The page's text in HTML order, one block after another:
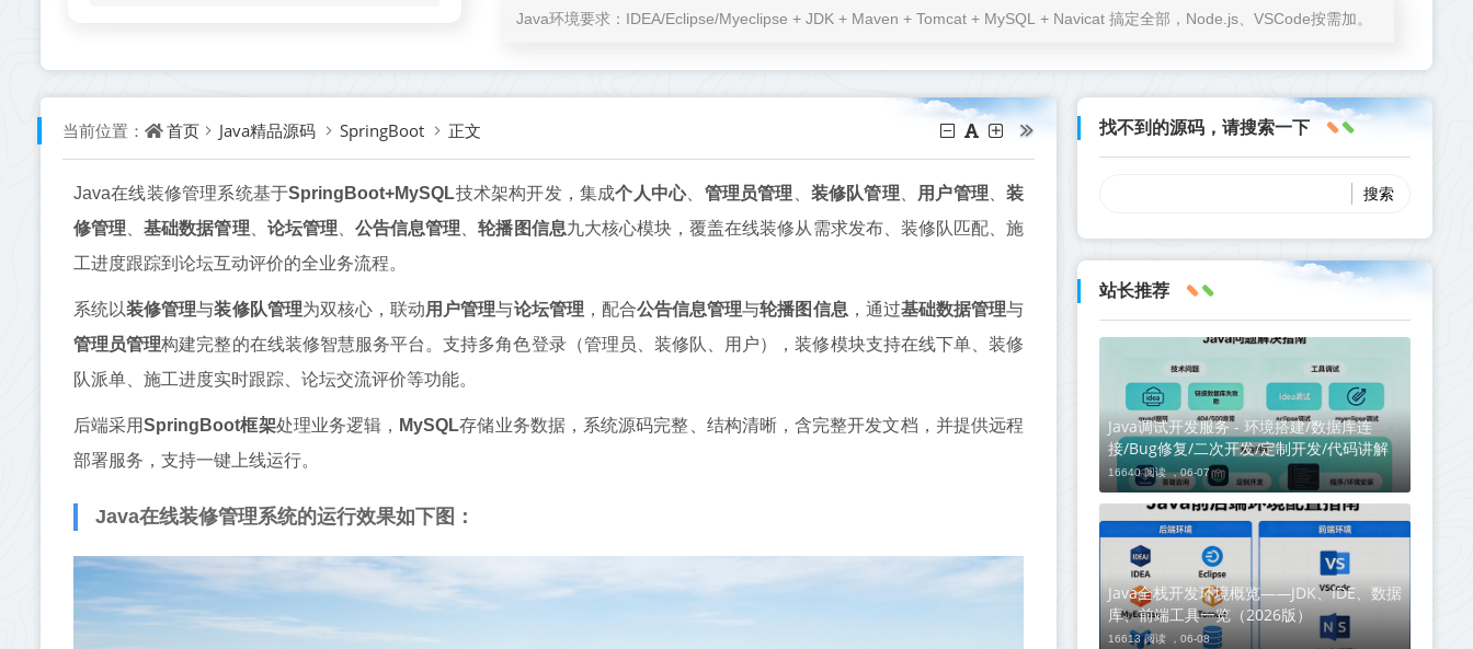
Java环境要求：IDEA/Eclipse/Myeclipse + JDK + Maven + Tomcat + MySQL + Navicat 搞定全部，Node.js、VSCode按需加。
当前位置： 首页 Java精品源码 SpringBoot 正文
Java在线装修管理系统基于SpringBoot+MySQL技术架构开发，集成个人中心、 管理员管理 装修队管理 用户管理 、装
修管理 、基础数据管理 论坛管理 公告信息管理 、轮播图信息九大核心模块，覆盖在线装修从需求发布、装修队匹配、施
工进度跟踪到论坛互动评价的全业务流程。
系统以装修管理与装修队管理为双核心，联动用户管理与论坛管理 ，配合公告信息管理与轮播图信息 ，通过基础数据管理与
管理员管理构建完整的在线装修智慧服务平台。支持多角色登录（管理员、装修队、用户），装修模块支持在线下单、装修
队派单、施工进度实时跟踪、论坛交流评价等功能。
后端采用SpringBoot框架处理业务逻辑， MySQL存储业务数据，系统源码完整、结构清晰，含完整开发文档，并提供远程
部署服务，支持一键上线运行。
Java在线装修管理系统的运行效果如下图：
找不到的源码，请搜索一下
站长推荐
Java调试开发服务 - 环境搭建/数据库连
接/Bug修复/二次开发/定制开发/代码讲解
16640 阅读 ，06-07
Java全栈开发环境概览——JDK、IDE、数据
库、前端工具一览（2026版）
16613 阅读 ， 06-08